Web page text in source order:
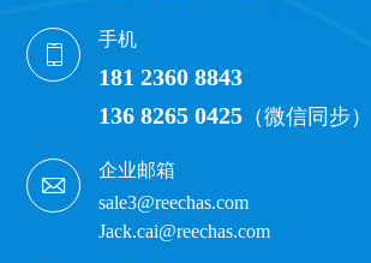
手机
181 2360 8843
136 8265 0425 （微信同步）
企业邮箱
sale3@reechas.com
Jack.cai@reechas.com